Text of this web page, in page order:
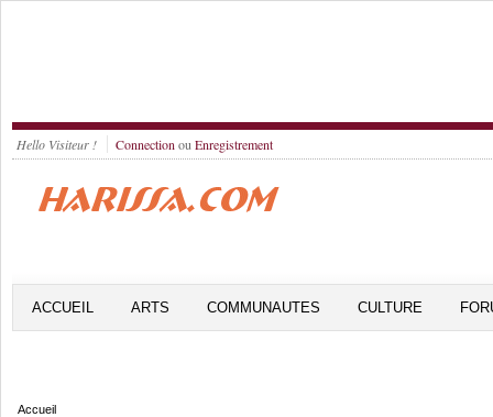
Hello Visiteur ! Connection ou Enregistrement
ACCUEIL ARTS COMMUNAUTES CULTURE
Accueil